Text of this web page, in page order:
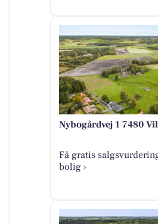
Nybogårdvej 1 7480
Få gratis
bolig ›